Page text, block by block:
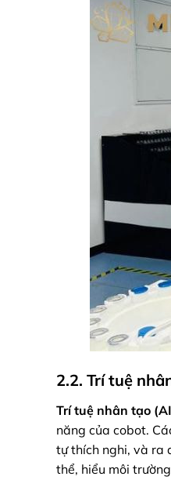
2.2. Trí tuệ
Trí tuệ nhân tạo
năng của cobot.
tự thích nghi, và ra
thể, hiểu môi